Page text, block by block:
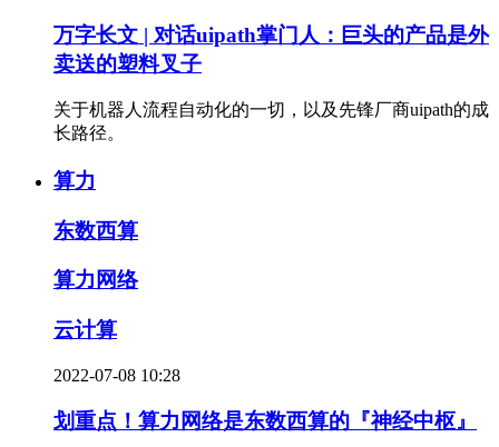
万字长文 | 对话uipath掌门人：巨头的产品是外
卖送的塑料叉子
关于机器人流程自动化的一切，以及先锋厂商uipath的成
长路径。
算力
东数西算
算力网络
云计算
2022-07-08 10:28
划重点！算力网络是东数西算的『神经中枢』